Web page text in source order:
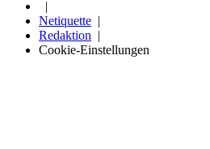
Netiquette
Redaktion
Cookie-Einstellungen